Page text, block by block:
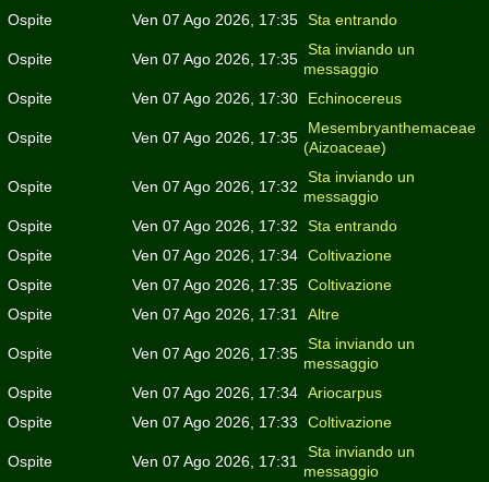
Ospite
Ven 07 Ago 2026, 17:35 Sta entrando
Ospite Ven 07 Ago 2026, 17:35
Sta inviando un
messaggio
Ospite
Ven 07 Ago 2026, 17:30 Echinocereus
Ospite Ven 07 Ago 2026, 17:35
Mesembryanthemaceae
(Aizoaceae)
Ospite Ven 07 Ago 2026, 17:32
Sta inviando un
messaggio
Ospite
Ven 07 Ago 2026, 17:32
Sta entrando
Ospite
Ven 07 Ago 2026, 17:34 Coltivazione
Ospite
Ven 07 Ago 2026, 17:35 Coltivazione
Ospite
Ven 07 Ago 2026, 17:31 Altre
Ospite Ven 07 Ago 2026, 17:35
Sta inviando un
messaggio
Ospite
Ven 07 Ago 2026, 17:34 Ariocarpus
Ospite
Ven 07 Ago 2026, 17:33 Coltivazione
Ospite Ven 07 Ago 2026, 17:31
Sta inviando un
messaggio